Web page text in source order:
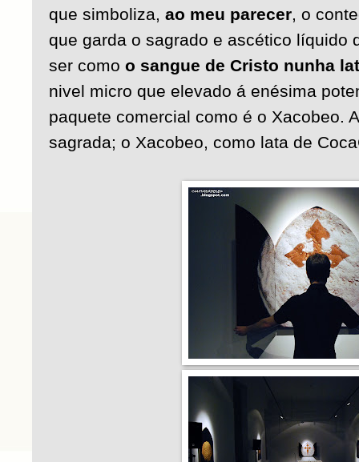
que simboliza, ao meu parecer, o
que garda o sagrado e ascético líquido
ser como o sangue de Cristo nunha
nivel micro que elevado á enésima
paquete comercial como é o Xacobeo.
sagrada; o Xacobeo, como lata de